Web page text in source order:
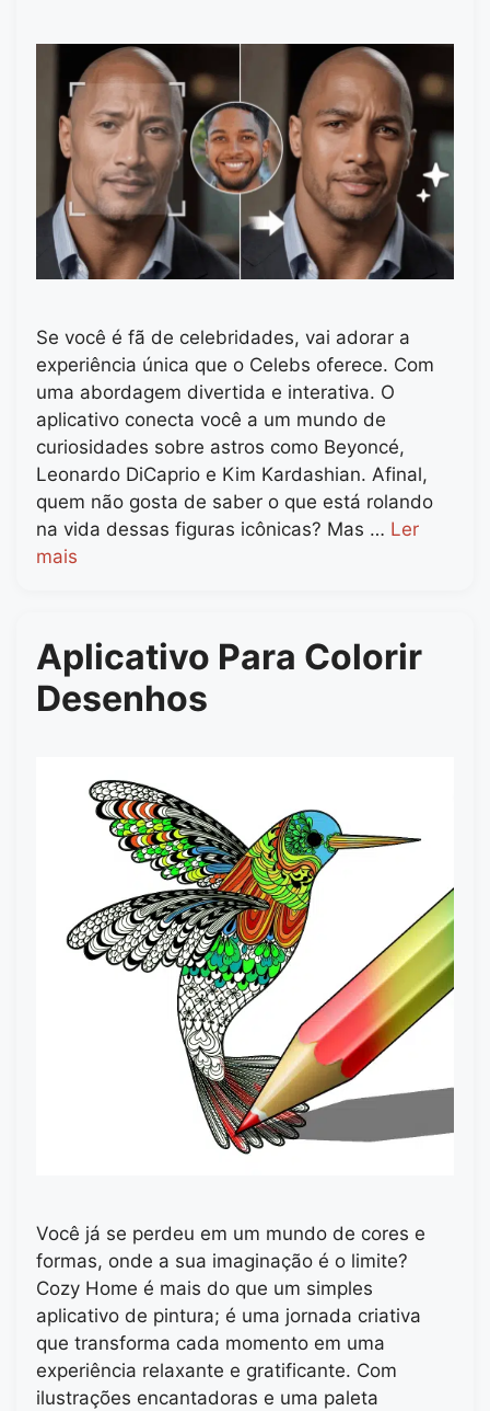
Se você é fã de celebridades, vai adorar a
experiência única que o Celebs oferece. Com
uma abordagem divertida e interativa. O
aplicativo conecta você a um mundo de
curiosidades sobre astros como Beyoncé,
Leonardo DiCaprio e Kim Kardashian. Afinal,
quem não gosta de saber o que está rolando
na vida dessas figuras icônicas? Mas … Ler
mais
Aplicativo Para Colorir
Desenhos
Você já se perdeu em um mundo de cores e
formas, onde a sua imaginação é o limite?
Cozy Home é mais do que um simples
aplicativo de pintura; é uma jornada criativa
que transforma cada momento em uma
experiência relaxante e gratificante. Com
ilustrações encantadoras e uma paleta